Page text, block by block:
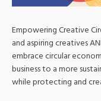
Empowering Creative
and aspiring creatives
embrace circular
business to a more
while protecting and